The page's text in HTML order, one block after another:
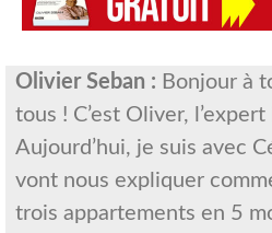
Olivier Seban : Bonjour à
tous ! C’est Oliver,
Aujourd’hui, je suis avec
vont nous expliquer
trois appartements en 5